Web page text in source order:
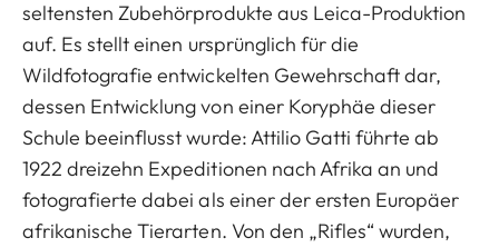
seltensten Zubehörprodukte aus Leica-Produktion
auf. Es stellt einen ursprünglich für die
Wildfotografie entwickelten Gewehrschaft dar,
dessen Entwicklung von einer Koryphäe dieser
Schule beeinflusst wurde: Attilio Gatti führte ab
1922 dreizehn Expeditionen nach Afrika an und
fotografierte dabei als einer der ersten Europäer
afrikanische Tierarten. Von den „Rifles“ wurden,